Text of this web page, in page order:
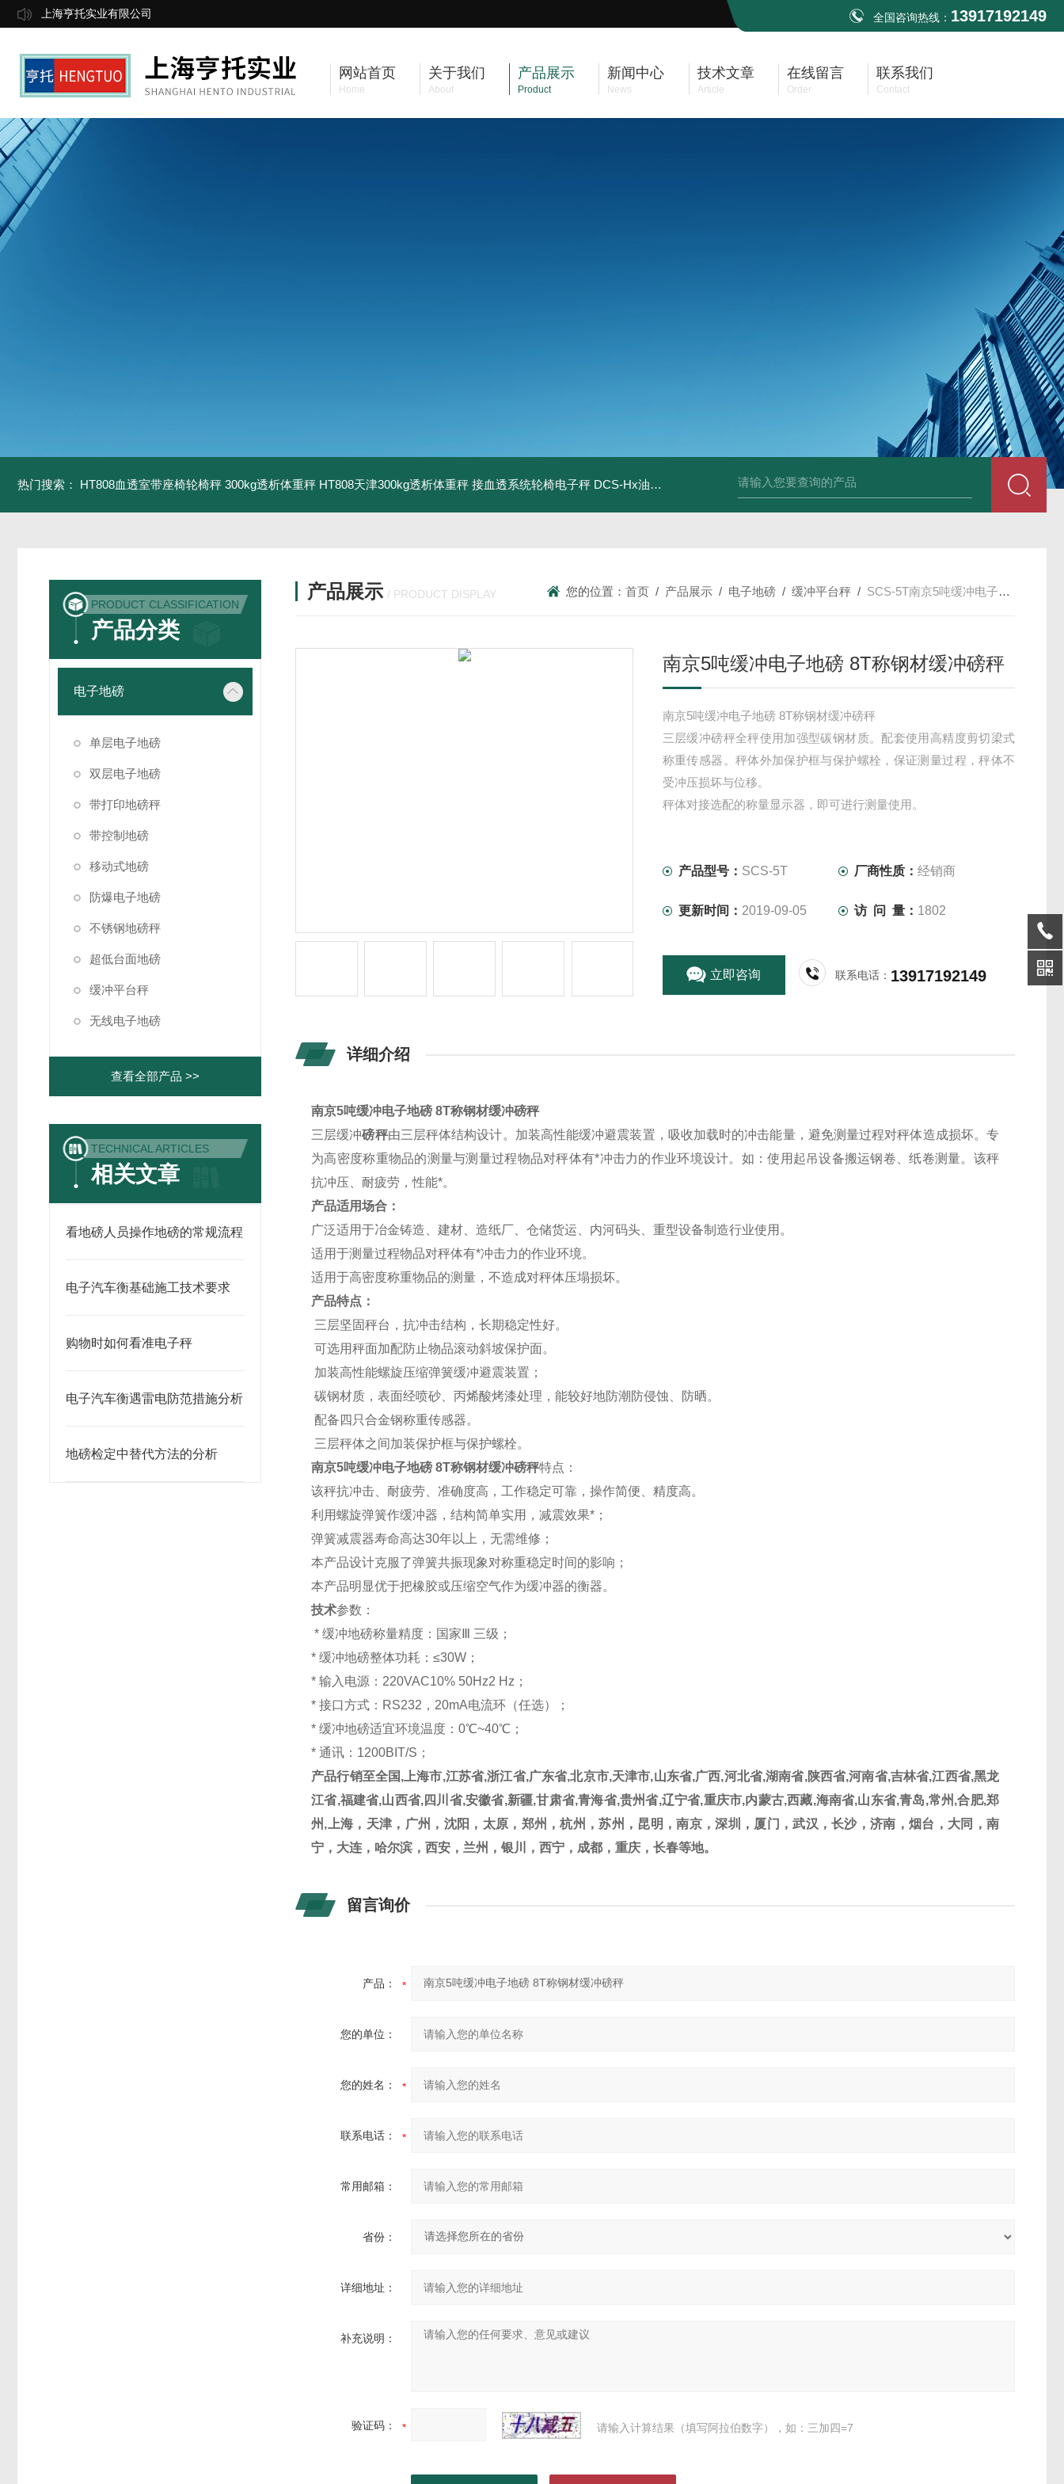
上海亨托实业有限公司 全国咨询热线： 13917192149
网站首页
Home
关于我们
About
产品展示
Product
新闻中心
News
技术文章
Article
在线留言
Order
联系我们
Contact
热门搜索： HT808血透室带座椅轮椅秤 300kg透析体重秤 HT808天津300kg透析体重秤 接血透系统轮椅电子秤 DCS-Hx油桶搬运车电子秤 上海350kg防爆倒桶称 HT808300kg带座椅轮椅秤 血透室轮椅
PRODUCT CLASSIFICATION
产品分类
电子地磅
单层电子地磅
双层电子地磅
带打印地磅秤
带控制地磅
移动式地磅
防爆电子地磅
不锈钢地磅秤
超低台面地磅
缓冲平台秤
无线电子地磅
查看全部产品 >>
TECHNICAL ARTICLES
相关文章
看地磅人员操作地磅的常规流程
电子汽车衡基础施工技术要求
购物时如何看准电子秤
电子汽车衡遇雷电防范措施分析
地磅检定中替代方法的分析
产品展示 / PRODUCT DISPLAY 您的位置：首页 / 产品展示 / 电子地磅 /缓冲平台秤 / SCS-5T南京5吨缓冲电子地磅 8T称钢材缓冲磅秤
南京5吨缓冲电子地磅 8T称钢材缓冲磅秤
南京5吨缓冲电子地磅 8T称钢材缓冲磅秤
三层缓冲磅秤全秤使用加强型碳钢材质。配套使用高精度剪切梁式
称重传感器。秤体外加保护框与保护螺栓，保证测量过程，秤体不
受冲压损坏与位移。
秤体对接选配的称量显示器，即可进行测量使用。
产品型号： SCS-5T 厂商性质：经销商
更新时间： 2019-09-05 访 问 量： 1802
立即咨询 联系电话： 13917192149
详细介绍
南京5吨缓冲电子地磅 8T称钢材缓冲磅秤
三层缓冲磅秤由三层秤体结构设计。加装高性能缓冲避震装置，吸收加载时的冲击能量，避免测量过程对秤体造成损坏。专
为高密度称重物品的测量与测量过程物品对秤体有*冲击力的作业环境设计。如：使用起吊设备搬运钢卷、纸卷测量。该秤
抗冲压、耐疲劳，性能*。
产品适用场合：
广泛适用于冶金铸造、建材、造纸厂、仓储货运、内河码头、重型设备制造行业使用。
适用于测量过程物品对秤体有*冲击力的作业环境。
适用于高密度称重物品的测量，不造成对秤体压塌损坏。
产品特点：
三层坚固秤台，抗冲击结构，长期稳定性好。
可选用秤面加配防止物品滚动斜坡保护面。
加装高性能螺旋压缩弹簧缓冲避震装置；
碳钢材质，表面经喷砂、丙烯酸烤漆处理，能较好地防潮防侵蚀、防晒。
配备四只合金钢称重传感器。
三层秤体之间加装保护框与保护螺栓。
南京5吨缓冲电子地磅 8T称钢材缓冲磅秤特点：
该秤抗冲击、耐疲劳、准确度高，工作稳定可靠，操作简便、精度高。
利用螺旋弹簧作缓冲器，结构简单实用，减震效果*；
弹簧减震器寿命高达30年以上，无需维修；
本产品设计克服了弹簧共振现象对称重稳定时间的影响；
本产品明显优于把橡胶或压缩空气作为缓冲器的衡器。
技术参数：
* 缓冲地磅称量精度：国家Ⅲ 三级；
* 缓冲地磅整体功耗：≤30W；
* 输入电源：220VAC10% 50Hz2 Hz；
* 接口方式：RS232，20mA电流环（任选）；
* 缓冲地磅适宜环境温度：0℃~40℃；
* 通讯：1200BIT/S；
产品行销至全国,上海市,江苏省,浙江省,广东省,北京市,天津市,山东省,广西,河北省,湖南省,陕西省,河南省,吉林省,江西省,黑龙
江省,福建省,山西省,四川省,安徽省,新疆,甘肃省,青海省,贵州省,辽宁省,重庆市,内蒙古,西藏,海南省,山东省,青岛,常州 ,合肥,郑
州,上海，天津，广州，沈阳，太原，郑州，杭州，苏州，昆明，南京，深圳，厦门，武汉，长沙，济南，烟台，大同，南
宁，大连，哈尔滨，西安，兰州，银川，西宁，成都，重庆，长春等地。
留言询价
产品：
您的单位：
您的姓名：
联系电话：
常用邮箱：
省份：
详细地址：
补充说明：
验证码： 请输入计算结果（填写阿拉伯数字），如：三加四=7